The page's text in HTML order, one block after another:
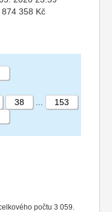
358 Kč
počtu 3 059.
38
153